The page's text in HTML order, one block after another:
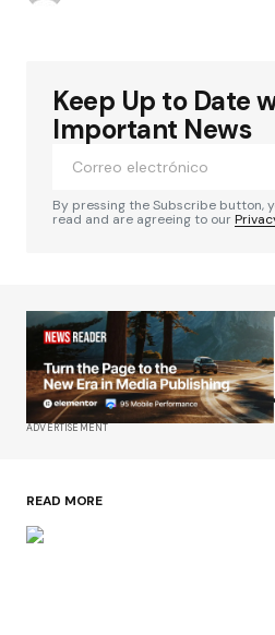
Keep Up to Date
Important News
By pressing the Subscribe button,
read and are agreeing to our
ADVERTISEMENT
READ MORE